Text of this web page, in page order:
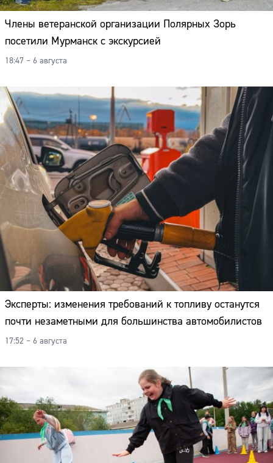
Члены ветеранской организации Полярных Зорь
посетили Мурманск с экскурсией
18:47 – 6 августа
Эксперты: изменения требований к топливу останутся
почти незаметными для большинства автомобилистов
17:52 – 6 августа